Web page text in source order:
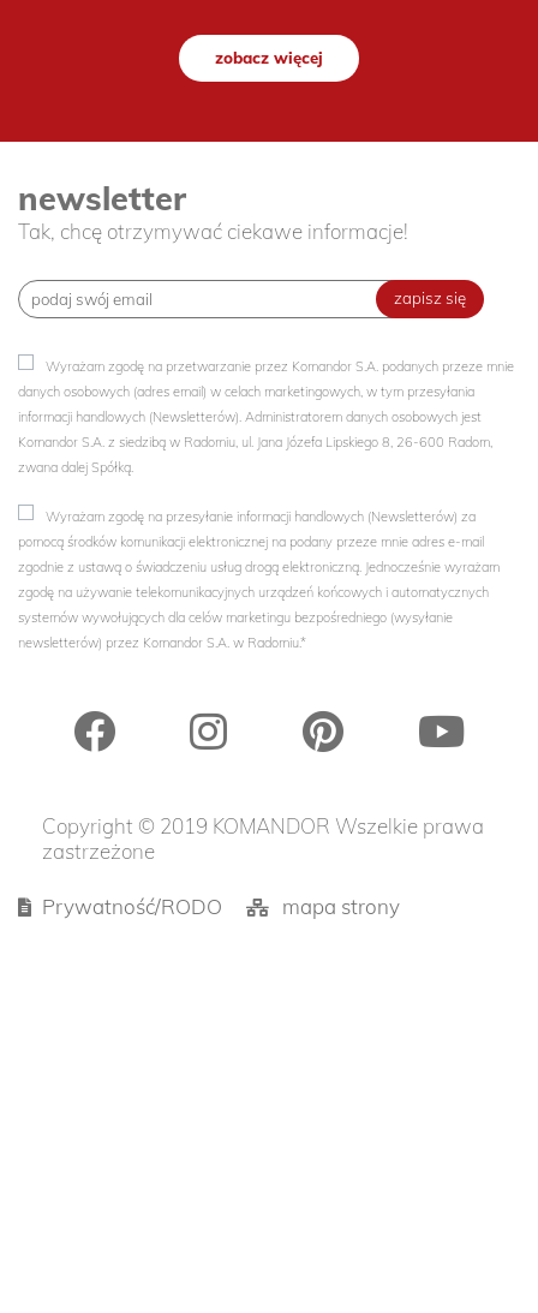
zobacz więcej
newsletter
Tak, chcę otrzymywać ciekawe informacje!
zapisz się
Wyrażam zgodę na przetwarzanie przez Komandor S.A. podanych przeze mnie
danych osobowych (adres email) w celach marketingowych, w tym przesyłania
informacji handlowych (Newsletterów). Administratorem danych osobowych jest
Komandor S.A. z siedzibą w Radomiu, ul. Jana Józefa Lipskiego 8, 26-600 Radom,
zwana dalej Spółką.
Wyrażam zgodę na przesyłanie informacji handlowych (Newsletterów) za
pomocą środków komunikacji elektronicznej na podany przeze mnie adres e-mail
zgodnie z ustawą o świadczeniu usług drogą elektroniczną. Jednocześnie wyrażam
zgodę na używanie telekomunikacyjnych urządzeń końcowych i automatycznych
systemów wywołujących dla celów marketingu bezpośredniego (wysyłanie
newsletterów) przez Komandor S.A. w Radomiu.*
Copyright © 2019 KOMANDOR Wszelkie prawa
zastrzeżone
Prywatność/RODO mapa strony